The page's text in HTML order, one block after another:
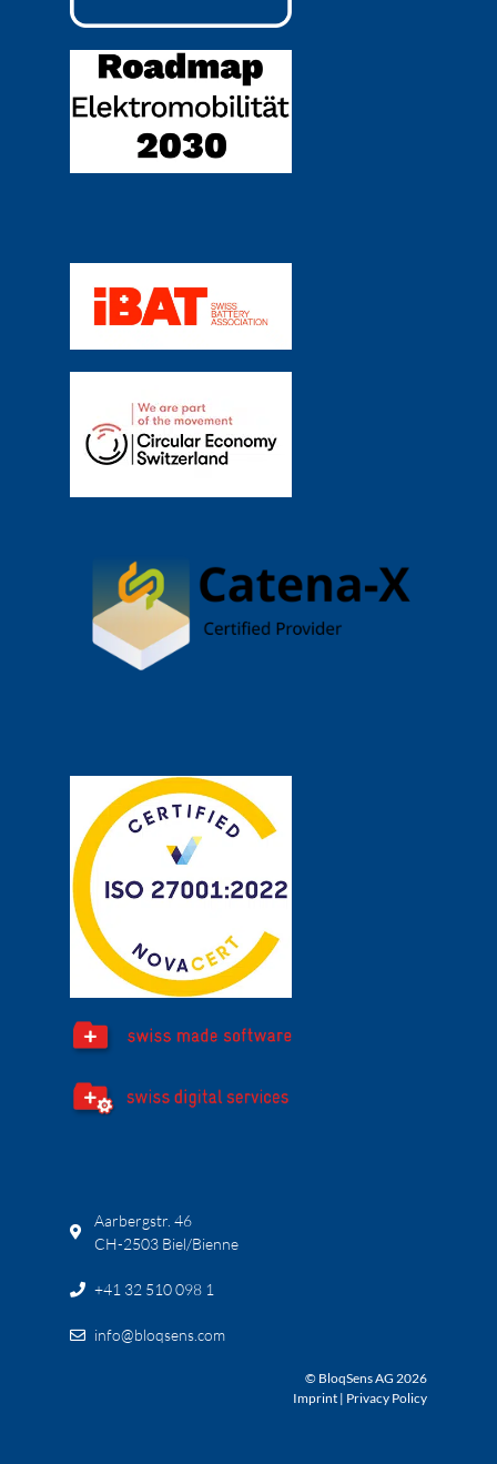
Aarbergstr. 46
CH-2503 Biel/Bienne
+41 32 510 098 1
info@bloqsens.com
© BloqSens AG 2026
Imprint | Privacy Policy